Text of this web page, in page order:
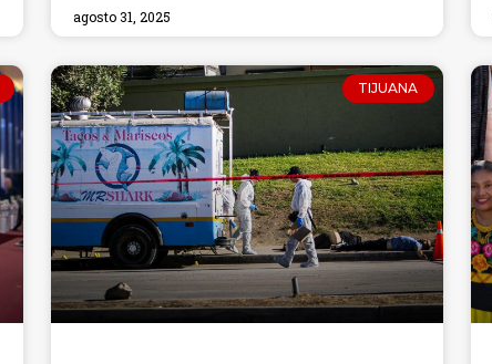
agosto 31, 2025
TIJUANA